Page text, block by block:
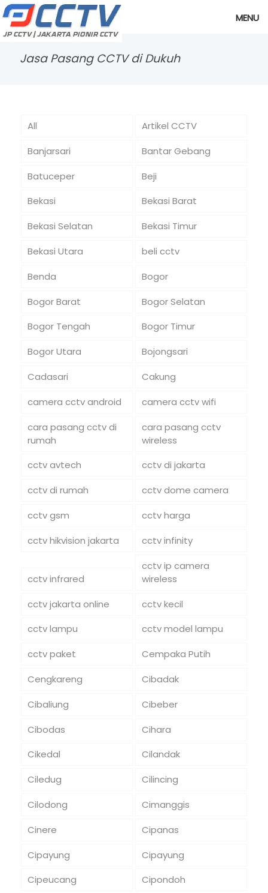
MENU
Jasa Pasang CCTV di Dukuh
All
Artikel CCTV
Banjarsari
Bantar Gebang
Batuceper
Beji
Bekasi
Bekasi Barat
Bekasi Selatan
Bekasi Timur
Bekasi Utara
beli cctv
Benda
Bogor
Bogor Barat
Bogor Selatan
Bogor Tengah
Bogor Timur
Bogor Utara
Bojongsari
Cadasari
Cakung
camera cctv android
camera cctv wifi
cara pasang cctv di
rumah
cara pasang cctv
wireless
cctv avtech
cctv di jakarta
cctv di rumah
cctv dome camera
cctv gsm
cctv harga
cctv hikvision jakarta
cctv infinity
cctv infrared
cctv ip camera
wireless
cctv jakarta online
cctv kecil
cctv lampu
cctv model lampu
cctv paket
Cempaka Putih
Cengkareng
Cibadak
Cibaliung
Cibeber
Cibodas
Cihara
Cikedal
Cilandak
Ciledug
Cilincing
Cilodong
Cimanggis
Cinere
Cipanas
Cipayung
Cipayung
Cipeucang
Cipondoh